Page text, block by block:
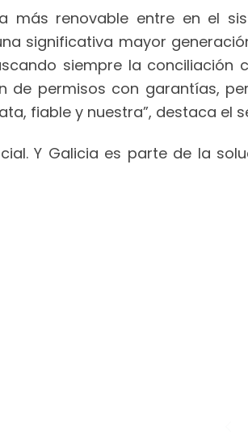
más renovable entre en el
significativa mayor
siempre la conciliación
de permisos con garantías,
fiable y nuestra”, destaca el
Y Galicia es parte de la